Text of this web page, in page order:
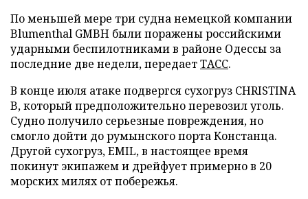
По меньшей мере три судна немецкой компании
Blumenthal GMBH были поражены российскими
ударными беспилотниками в районе Одессы за
последние две недели, передаетТАСС.
В конце июля атаке подвергся сухогруз CHRISTINA
B, который предположительно перевозил уголь.
Судно получило серьезные повреждения, но
смогло дойти до румынского порта Констанца.
Другой сухогруз, EMIL, в настоящее время
покинут экипажем и дрейфует примерно в 20
морских милях от побережья.